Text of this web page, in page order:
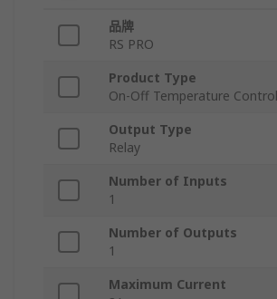
品牌
RS PRO
Product Type
On-Off Temperature
Output Type
Relay
Number of Inputs
1
Number of Outputs
1
Maximum Current